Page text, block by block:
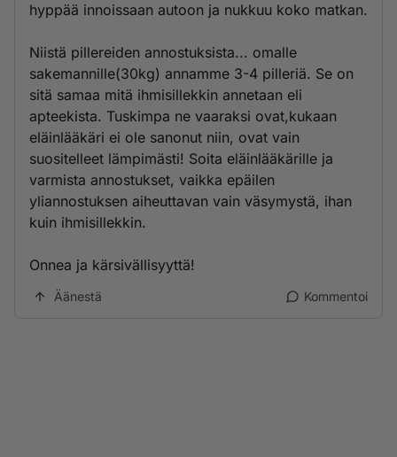
hyppää innoissaan autoon ja nukkuu koko matkan.
Niistä pillereiden annostuksista... omalle
sakemannille(30kg) annamme 3-4 pilleriä. Se on
sitä samaa mitä ihmisillekkin annetaan eli
apteekista. Tuskimpa ne vaaraksi ovat,kukaan
eläinlääkäri ei ole sanonut niin, ovat vain
suositelleet lämpimästi! Soita eläinlääkärille ja
varmista annostukset, vaikka epäilen
yliannostuksen aiheuttavan vain väsymystä, ihan
kuin ihmisillekkin.
Onnea ja kärsivällisyyttä!
Äänestä Kommentoi